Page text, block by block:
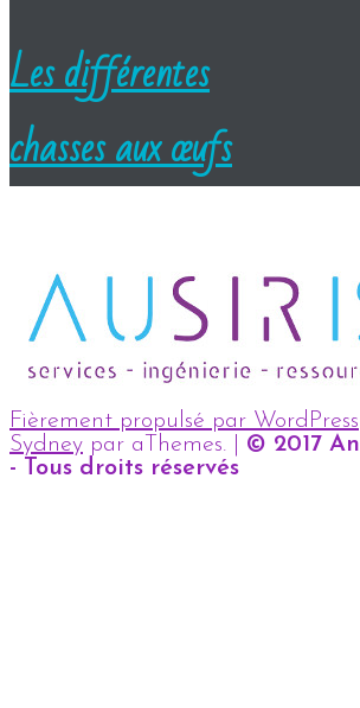
Les différentes
chasses aux œufs
Fièrement propulsé par WordPress
Sydney par aThemes.
© 2017
- Tous droits réservés